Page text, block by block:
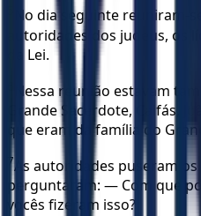
No dia seguinte reuniram-
autoridades dos judeus, os
da Lei.
Nessa reunião estavam
Grande Sacerdote, Caifás,
que eram da família do
7As autoridades puseram
perguntaram: — Com que
vocês fizeram isso?